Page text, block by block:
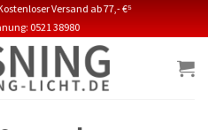
Versand ab 77,- €⁵
0521 38980